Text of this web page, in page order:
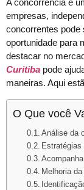
A concorrência é
empresas,
concorrentes pode
oportunidade para
destacar no
Curitiba pode
maneiras. Aqui
O Que você
Análise da
Estratégias
Melhoria